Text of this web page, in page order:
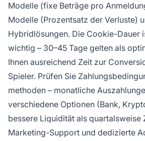
Modelle (fixe Beträge pro
Modelle (Prozentsatz der Verluste)
Hybridlösungen. Die Cookie-Dauer
wichtig – 30–45 Tage gelten als
Ihnen ausreichend Zeit zur
Spieler. Prüfen Sie
methoden – monatliche
verschiedene Optionen (Bank,
bessere Liquidität als quartalsweise
Marketing-Support und dedizierte